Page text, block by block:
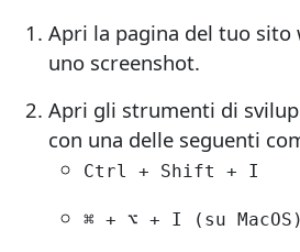
Apri la pagina del tuo sito
uno screenshot.
Apri gli strumenti di
con una delle seguenti
Ctrl + Shift + I
⌘ + ⌥ + I (su MacOS)